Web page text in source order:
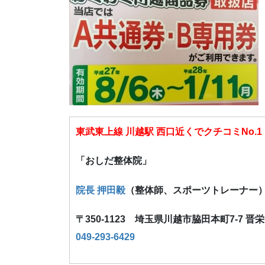
東武東上線 川越駅 西口近くでクチコミNo.1
「おしだ整体院」
院長 押田毅 （整体師、スポーツトレーナー）
〒350-1123 埼玉県川越市脇田本町7-7 晋
049-293-6429